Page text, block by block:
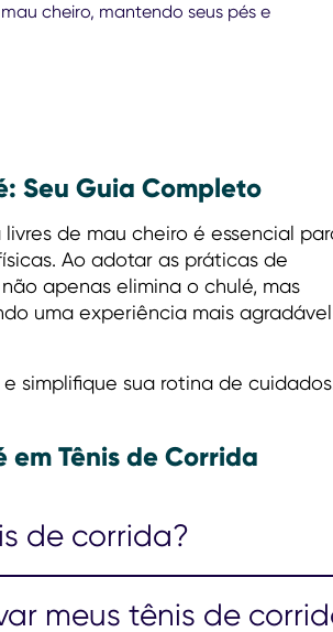
cheiro, mantendo seus pés e
Seu Guia Completo
de mau cheiro é essencial
Ao adotar as práticas de
apenas elimina o chulé, mas
uma experiência mais
simplifique sua rotina de
em Tênis de Corrida
de corrida?
meus tênis de